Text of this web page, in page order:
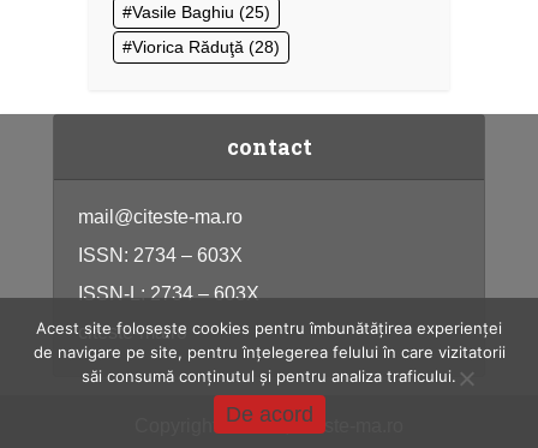
Vasile Baghiu (25)
Viorica Răduţă (28)
contact
mail@citeste-ma.ro
ISSN: 2734 – 603X
ISSN-L: 2734 – 603X
citeste-ma.ro
Copyright © 2026, citeste-ma.ro
Acest site folosește cookies pentru îmbunătățirea experienței
de navigare pe site, pentru înțelegerea felului în care vizitatorii
săi consumă conținutul și pentru analiza traficului.
De acord